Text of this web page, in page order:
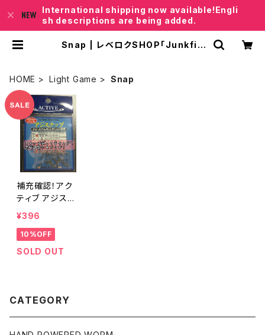
International shipping now available!Engli
sh descriptions are being added.
Snap | レベロクSHOP「Junkfis
HOME Light Game Snap
補充確認！アク
ティブ アジスナ
ップ (22個入り)
¥396
10%OFF
SOLD OUT
CATEGORY